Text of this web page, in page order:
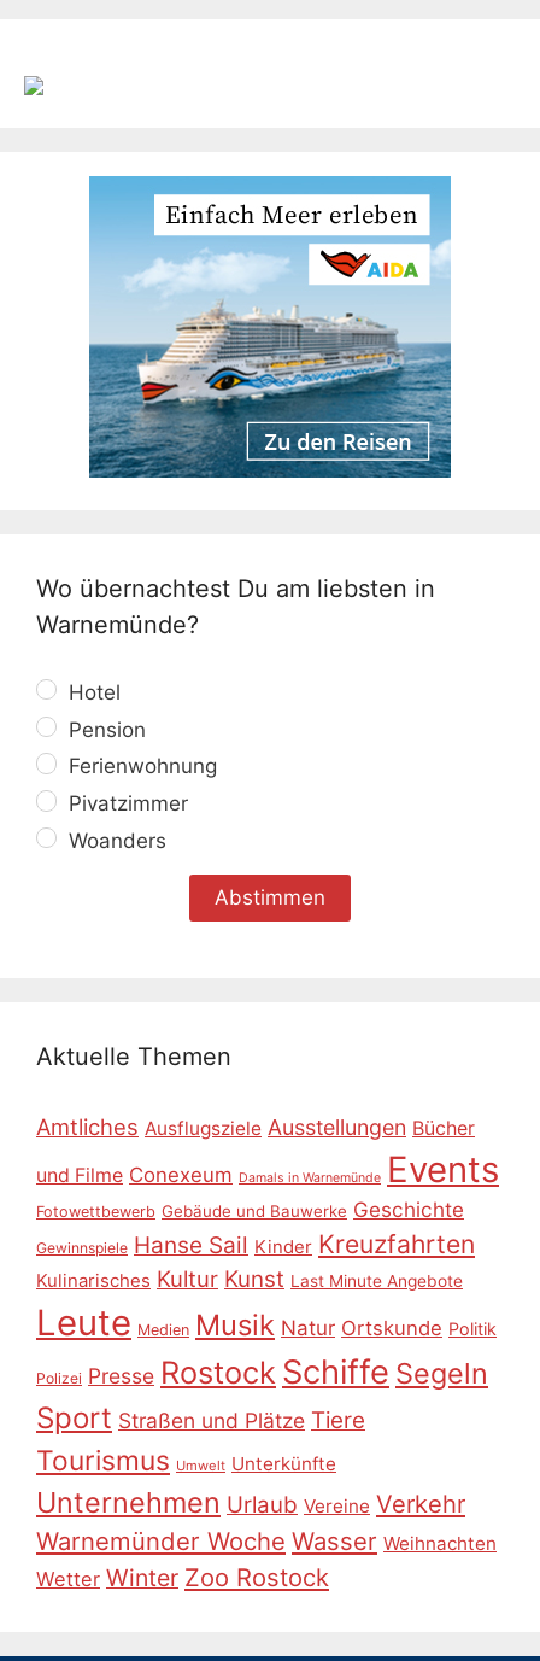
Wo übernachtest Du am liebsten in
Warnemünde?
Hotel
Pension
Ferienwohnung
Pivatzimmer
Woanders
Aktuelle Themen
Amtliches Ausflugsziele Ausstellungen Bücher
und Filme Conexeum Damals in Warnemünde Events
Fotowettbewerb Gebäude und Bauwerke Geschichte
Gewinnspiele Hanse Sail Kinder Kreuzfahrten
Kulinarisches Kultur Kunst Last Minute Angebote
Leute Medien Musik Natur Ortskunde Politik
Polizei Presse Rostock Schiffe Segeln
Sport Straßen und Plätze Tiere
Tourismus Umwelt Unterkünfte
Unternehmen Urlaub Vereine Verkehr
Warnemünder Woche Wasser Weihnachten
Wetter Winter Zoo Rostock